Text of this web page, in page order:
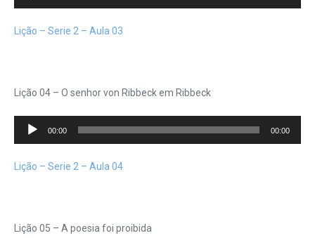
Lição – Serie 2 – Aula 03
Lição 04 – O senhor von Ribbeck em Ribbeck
Tocador
00:00 00:00
Lição – Serie 2 – Aula 04
Lição 05 – A poesia foi proibida